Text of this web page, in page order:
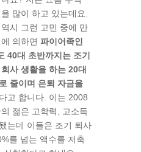
많이 하고 있는데요.
시 그런 고민 중에 만
의하면 파이어족인
40대 초반까지는 조기
사 생활을 하는 20대
줄이며 은퇴 자금을
고 합니다. 이는 2008
젊은 고학력, 고소득
는데 이들은 조기 퇴사
를 넘는 액수를 저축